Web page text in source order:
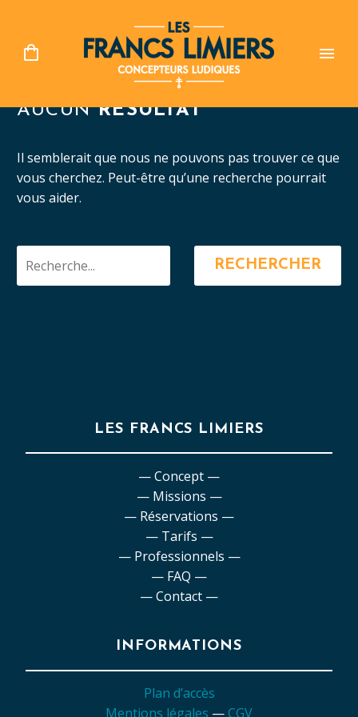
AUCUNRÉSULTAT
Il semblerait que nous ne pouvons pas trouver ce que
vous cherchez. Peut-être qu’une recherche pourrait
vous aider.
RECHERCHER
LES FRANCS LIMIERS
— Concept —
— Missions —
— Réservations —
— Tarifs —
— Professionnels —
— FAQ —
— Contact —
INFORMATIONS
Plan d’accès
Mentions légales — CGV